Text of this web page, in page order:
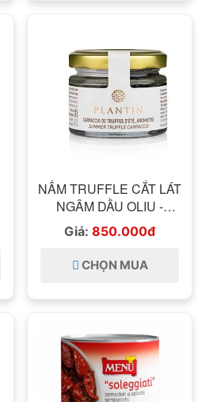
NẤM TRUFFLE CẮT LÁT
NGÂM DẦU OLIU -
SUMMER TRUFFLE
CARPACCLO -PLANTIN
100G
Giá:850.000đ
CHỌN MUA